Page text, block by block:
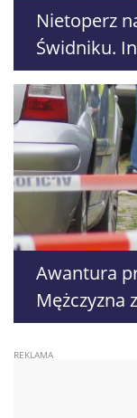
Nietoperz
Świdniku.
Awantura
Mężczyzna